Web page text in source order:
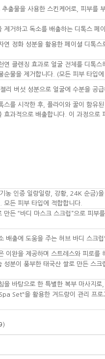
출물을 사용한 스킨케어로, 피부를
제거하고 독소를 배출하는 디톡스 페
연 정화 성분을 활용한 페이셜 디톡
연 클렌징 효과로 얼굴 전체를 디톡
순물을 제거합니다. (모든 피부 타입
리 버섯 성분으로 얼굴에 수분을 공
스를 시작한 후, 플라이와 꿀이 함유
효과적으로 배출합니다. 이 과정으로
농 인증 일랑일랑, 강황, 24K 순금)
모든 피부 타입에 적합합니다.
만든 “바디 마스크 스크럽”으로 피
배출에 도움을 주는 허브 바디 스크
이완을 제공하며 스트레스와 피로를
성분이 풍부한 태국산 쌀로 만든 스
을 바탕으로 한 특별한 복부 마사지
Set"을 활용한 겨드랑이 관리 프로
)